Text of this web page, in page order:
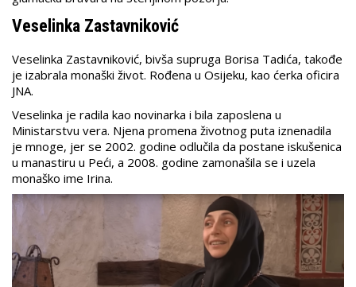
Veselinka Zastavniković
Veselinka Zastavniković, bivša supruga Borisa Tadića, takođe
je izabrala monaški život. Rođena u Osijeku, kao ćerka oficira
JNA.
Veselinka je radila kao novinarka i bila zaposlena u
Ministarstvu vera. Njena promena životnog puta iznenadila
je mnoge, jer se 2002. godine odlučila da postane iskušenica
u manastiru u Peći, a 2008. godine zamonašila se i uzela
monaško ime Irina.